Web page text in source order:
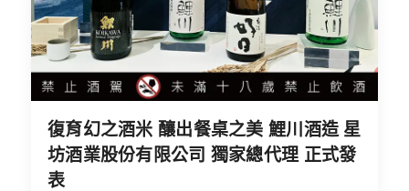
復育幻之酒米 釀出餐桌之美 鯉川酒造 星
坊酒業股份有限公司 獨家總代理 正式發
表